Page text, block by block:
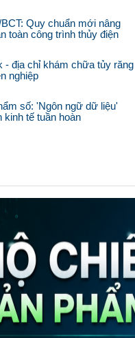
Quy chuẩn mới nâng
toàn công trình thủy điện
- địa chỉ khám chữa tủy răng
nghiệp
số: 'Ngôn ngữ dữ liệu'
kinh tế tuần hoàn